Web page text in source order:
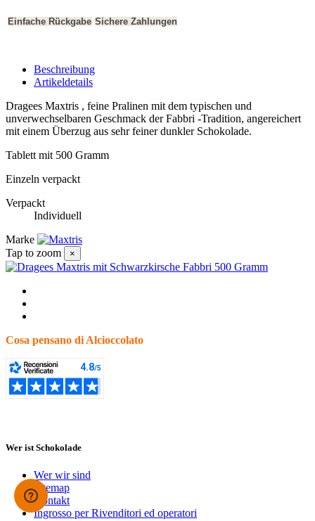
Einfache Rückgabe Sichere Zahlungen
Beschreibung
Artikeldetails
Dragees Maxtris , feine Pralinen mit dem typischen und
unverwechselbaren Geschmack der Fabbri -Tradition, angereichert
mit einem Überzug aus sehr feiner dunkler Schokolade.
Tablett mit 500 Gramm
Einzeln verpackt
Verpackt
Individuell
Marke
Tap to zoom
×
Cosa pensano di Alcioccolato
Wer ist Schokolade
Wer wir sind
Sitemap
Kontakt
Ingrosso per Rivenditori ed operatori